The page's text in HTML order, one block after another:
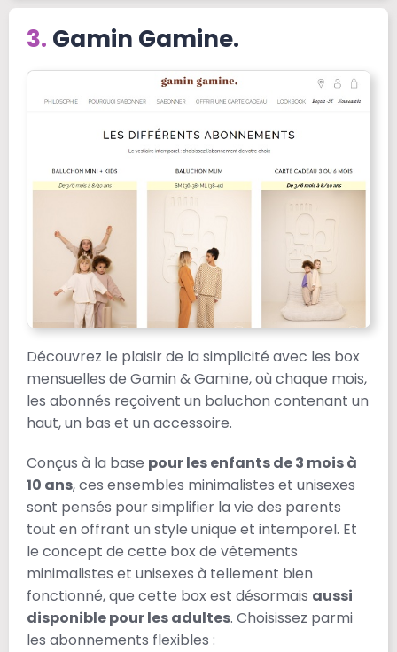
Gamin Gamine.
Découvrez le plaisir de la simplicité avec les box
mensuelles de Gamin & Gamine, où chaque mois,
les abonnés reçoivent un baluchon contenant un
haut, un bas et un accessoire.
Conçus à la base pour les enfants de 3 mois à
10 ans, ces ensembles minimalistes et unisexes
sont pensés pour simplifier la vie des parents
tout en offrant un style unique et intemporel. Et
le concept de cette box de vêtements
minimalistes et unisexes à tellement bien
fonctionné, que cette box est désormais aussi
disponible pour les adultes. Choisissez parmi
les abonnements flexibles :